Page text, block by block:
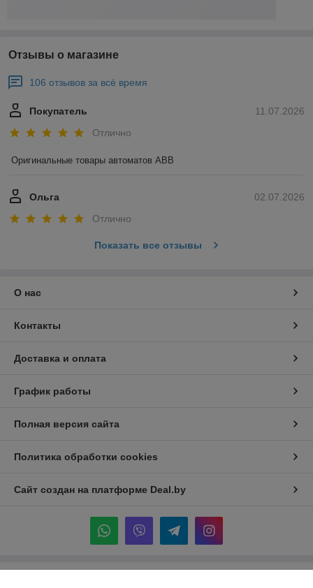
Отзывы о магазине
106 отзывов за всё время
11.07.2026
Покупатель
Отлично
Оригинальные товары автоматов ABB
02.07.2026
Ольга
Отлично
Показать все отзывы
О нас
Контакты
Доставка и оплата
График работы
Полная версия сайта
Политика обработки cookies
Сайт создан на платформе Deal.by